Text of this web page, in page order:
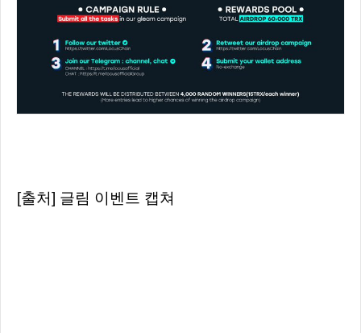
[출처] 글림 이벤트 캡쳐